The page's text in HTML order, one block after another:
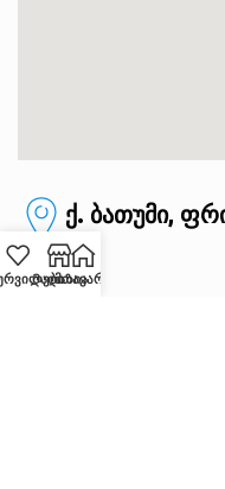
ქ. ბათუმი,
Მაღაზია
მთავარი